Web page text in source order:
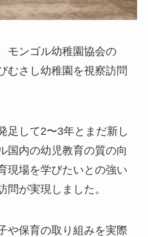
モンゴル幼稚園協会の
むさし幼稚園を視察訪問
足して2〜3年とまだ新し
国内の幼児教育の質の向
現場を学びたいとの強い
問が実現しました。
や保育の取り組みを実際